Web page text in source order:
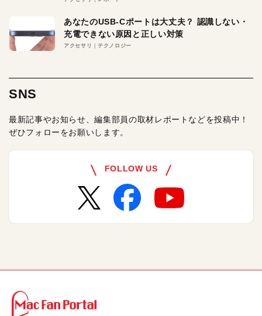
あなたのUSB-Cポートは大丈夫？ 認識しない・
充電できない原因と正しい対策
アクセサリ テクノロジー
SNS
最新記事やお知らせ、編集部員の取材レポートなどを投稿中！
ぜひフォローをお願いします。
FOLLOW US